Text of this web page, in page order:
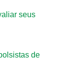
seus
de